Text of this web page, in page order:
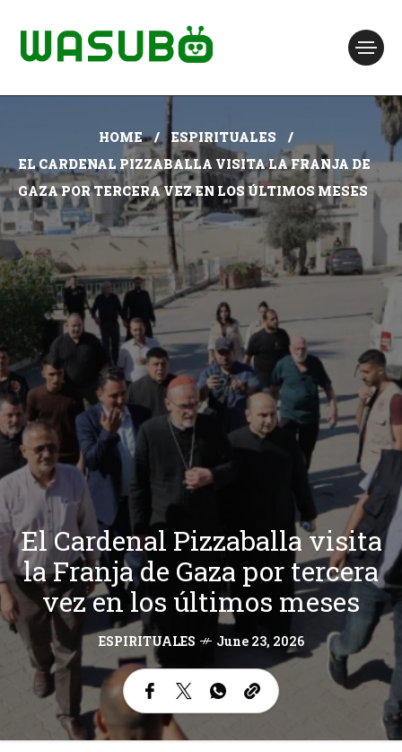
HOME
ESPIRITUALES
EL CARDENAL PIZZABALLA VISITA LA FRANJA DE
GAZA POR TERCERA VEZ EN LOS ÚLTIMOS MESES
El Cardenal Pizzaballa visita
la Franja de Gaza por tercera
vez en los últimos meses
ESPIRITUALES June 23, 2026